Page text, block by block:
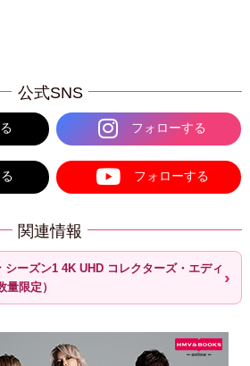
公式SNS
フォローする
フォローする
関連情報
シーズン1 4K UHD コレクターズ・エディ
限定）